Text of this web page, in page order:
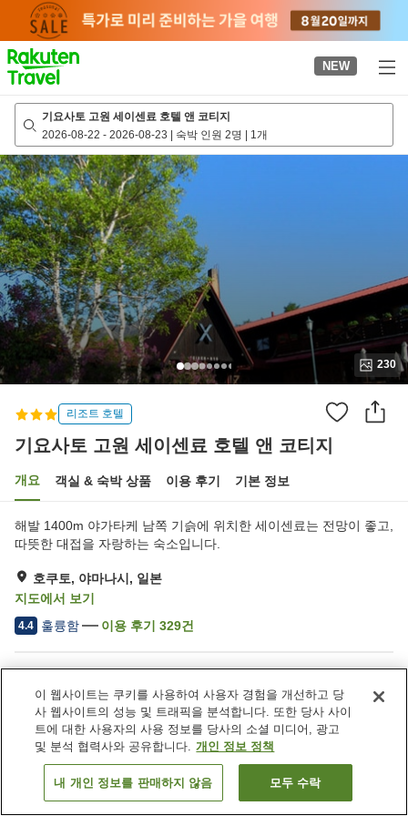
page
NEW
기요사토 고원 세이센료 호텔 앤 코티지
2026-08-22 - 2026-08-23 | 숙박 인원 2명 | 1개
230
리조트 호텔
기요사토 고원 세이센료 호텔 앤 코티지
개요 객실 & 숙박 상품 이용 후기 기본 정보
해발 1400m 야가타케 남쪽 기슭에 위치한 세이센료는 전망이 좋고,
따뜻한 대접을 자랑하는 숙소입니다.
호쿠토, 야마나시, 일본
지도에서 보기
4.4 훌륭함 이용 후기 329건
주차장
레스토랑
라운지
자동판매기
일본 야마나시
호쿠토
기요사토 고원 세이센료 호텔 앤 코티지
객실 보기
이 웹사이트는 쿠키를 사용하여 사용자 경험을 개선하고 당
사 웹사이트의 성능 및 트래픽을 분석합니다. 또한 당사 사이
트에 대한 사용자의 사용 정보를 당사의 소셜 미디어, 광고
및 분석 협력사와 공유합니다. 개인 정보 정책
내 개인 정보를 판매하지 않음 모두 수락